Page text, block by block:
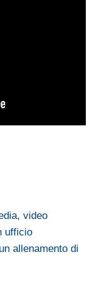
video
ufficio
allenamento di